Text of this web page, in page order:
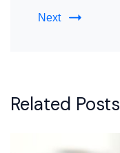
Next
Related Posts